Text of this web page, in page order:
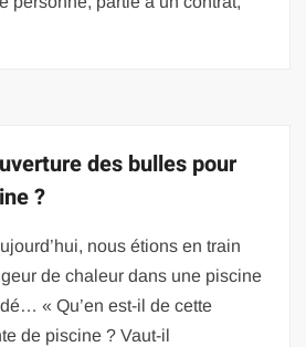
des bulles pour
?
nous étions en train
de chaleur dans une piscine
« Qu’en est-il de cette
de piscine ? Vaut-il